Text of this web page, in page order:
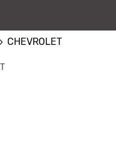
CHEVROLET